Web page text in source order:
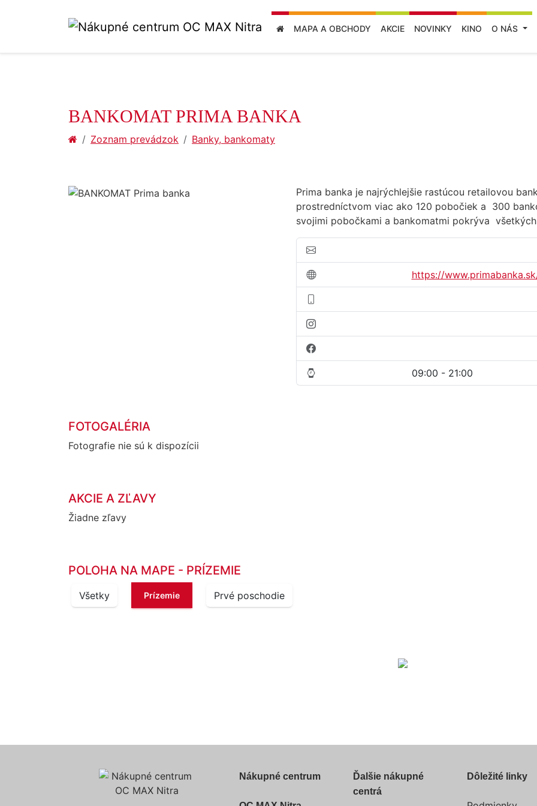
MAPA A OBCHODY AKCIE NOVINKY KINO O NÁS
BANKOMAT PRIMA BANKA
Zoznam prevádzok Banky, bankomaty
Prima banka je najrýchlejšie rastúcou retailovou
prostredníctvom viac ako 120 pobočiek a 300
svojimi pobočkami a bankomatmi pokrýva
https://
09:00 - 21:00
FOTOGALÉRIA
Fotografie nie sú k dispozícii
AKCIE A ZĽAVY
Žiadne zľavy
POLOHA NA MAPE - PRÍZEMIE
Všetky Prízemie Prvé poschodie
Nákupné centrum
Ďalšie nákupné
centrá
Dôležité linky